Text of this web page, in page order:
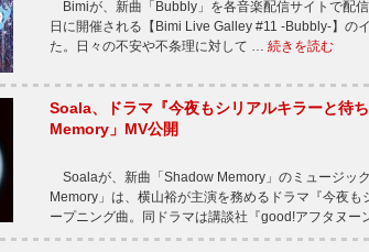
Bimiが、新曲「Bubbly」を各音楽配信サイトで配
日に開催される【Bimi Live Galley #11 -Bubbly-】の
た。日々の不安や不条理に対して … 続きを読む
Soala、ドラマ『今夜もシリアルキラーと待
Memory」MV公開
Soalaが、新曲「Shadow Memory」のミュージ
Memory」は、横山裕が主演を務めるドラマ『今夜
ープニング曲。同ドラマは講談社『good!アフタヌー